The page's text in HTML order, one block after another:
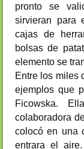
pronto se
sirvieran para
cajas de
bolsas de
elemento se
Entre los miles
ejemplos que
Ficowska.
colaboradora
colocó en una
entrara el